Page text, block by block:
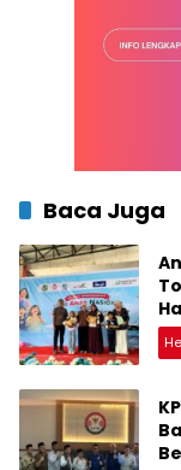
Baca Juga